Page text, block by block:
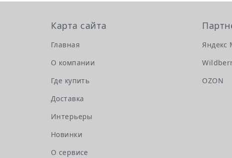
Карта сайта
Главная
О компании
Где купить
Доставка
Интерьеры
Новинки
О сервисе
Яндекс
OZON